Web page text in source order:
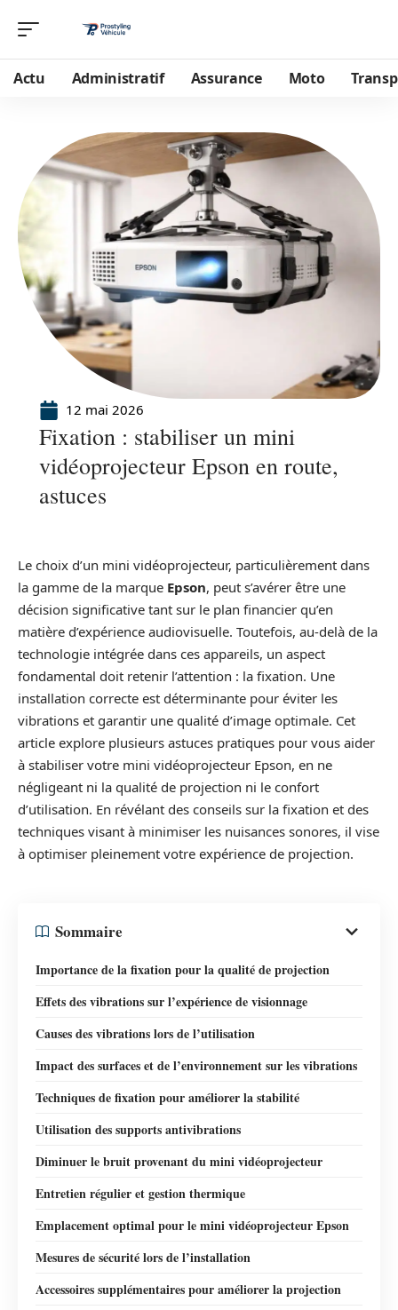
Actu Administratif Assurance Moto
12 mai 2026
Fixation : stabiliser un mini
vidéoprojecteur Epson en route,
astuces
Le choix d’un mini vidéoprojecteur, particulièrement dans
la gamme de la marque Epson, peut s’avérer être une
décision significative tant sur le plan financier qu’en
matière d’expérience audiovisuelle. Toutefois, au-delà de la
technologie intégrée dans ces appareils, un aspect
fondamental doit retenir l’attention : la fixation. Une
installation correcte est déterminante pour éviter les
vibrations et garantir une qualité d’image optimale. Cet
article explore plusieurs astuces pratiques pour vous aider
à stabiliser votre mini vidéoprojecteur Epson, en ne
négligeant ni la qualité de projection ni le confort
d’utilisation. En révélant des conseils sur la fixation et des
techniques visant à minimiser les nuisances sonores, il vise
à optimiser pleinement votre expérience de projection.
Sommaire
Importance de la fixation pour la qualité de projection
Effets des vibrations sur l’expérience de visionnage
Causes des vibrations lors de l’utilisation
Impact des surfaces et de l’environnement sur les vibrations
Techniques de fixation pour améliorer la stabilité
Utilisation des supports antivibrations
Diminuer le bruit provenant du mini vidéoprojecteur
Entretien régulier et gestion thermique
Emplacement optimal pour le mini vidéoprojecteur Epson
Mesures de sécurité lors de l’installation
Accessoires supplémentaires pour améliorer la projection